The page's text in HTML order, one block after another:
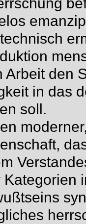
Arbeit den
in das
soll.
Kategorien